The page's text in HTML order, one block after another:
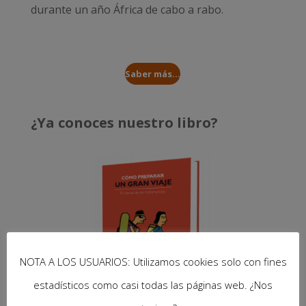
durante un año África de cabo a rabo.
Saber más...
¿Ya conoces nuestro libro?
NOTA A LOS USUARIOS: Utilizamos cookies solo con fines
estadísticos como casi todas las páginas web. ¿Nos